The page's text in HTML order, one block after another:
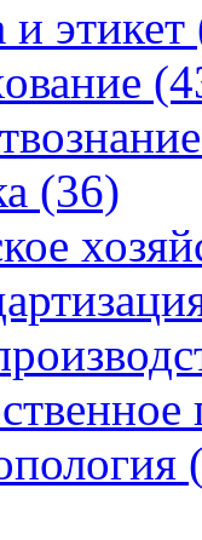
и этикет
(36)